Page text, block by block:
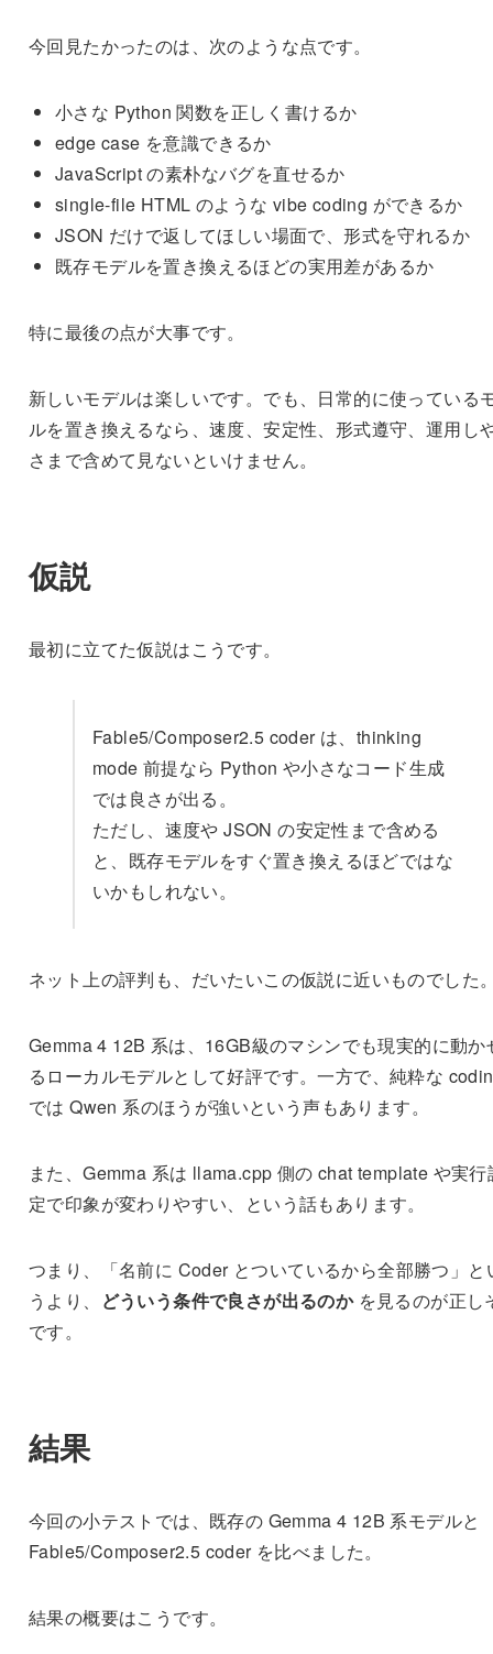
今回見たかったのは、次のような点です。
小さな Python 関数を正しく書けるか
edge case を意識できるか
JavaScript の素朴なバグを直せるか
single-file HTML のような vibe coding ができるか
JSON だけで返してほしい場面で、形式を守れるか
既存モデルを置き換えるほどの実用差があるか
特に最後の点が大事です。
新しいモデルは楽しいです。でも、日常的に使っている
ルを置き換えるなら、速度、安定性、形式遵守、運用し
さまで含めて見ないといけません。
仮説
最初に立てた仮説はこうです。
Fable5/Composer2.5 coder は、thinking
mode 前提なら Python や小さなコード生成
では良さが出る。
ただし、速度や JSON の安定性まで含める
と、既存モデルをすぐ置き換えるほどではな
いかもしれない。
ネット上の評判も、だいたいこの仮説に近いものでした
Gemma 4 12B 系は、16GB級のマシンでも現実的に動か
るローカルモデルとして好評です。一方で、純粋な
では Qwen 系のほうが強いという声もあります。
また、Gemma 系は llama.cpp 側の chat template や実行
定で印象が変わりやすい、という話もあります。
つまり、「名前に Coder とついているから全部勝つ」と
うより、
どういう条件で良さが出るのかを見るのが正し
です。
結果
今回の小テストでは、既存の Gemma 4 12B 系モデルと
Fable5/Composer2.5 coder を比べました。
結果の概要はこうです。